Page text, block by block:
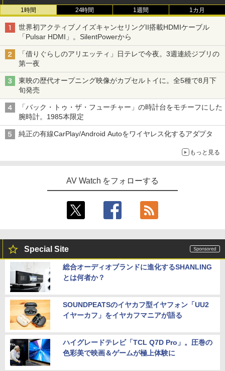
1時間 24時間 1週間 1カ月
世界初アクティブノイズキャンセリングII搭載HDMIケーブル
「Pulsar HDMI」。SilentPowerから
「借りぐらしのアリエッティ」日テレで今夜。3週連続ジブリの
第一夜
東映の歴代オープニング映像がカプセルトイに。全5種で8月下
旬発売
「バック・トゥ・ザ・フューチャー」の時計台をモチーフにした
腕時計。1985本限定
純正の有線CarPlay/Android Autoをワイヤレス化するアダプタ
もっと見る
AV Watch をフォローする
Special Site
総合オーディオブランドに進化するSHANLING
とは何者か？
SOUNDPEATSのイヤカフ型イヤフォン「UU2
イヤーカフ」をイヤカフマニアが語る
ハイグレードテレビ「TCL Q7D Pro」。圧巻の
色彩美で映画＆ゲームが極上体験に